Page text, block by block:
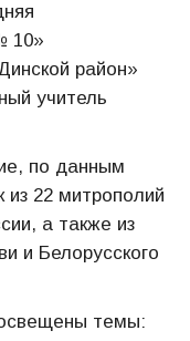
10»
район»
учитель
по данным
из 22 митрополий
а также из
и Белорусского
темы: